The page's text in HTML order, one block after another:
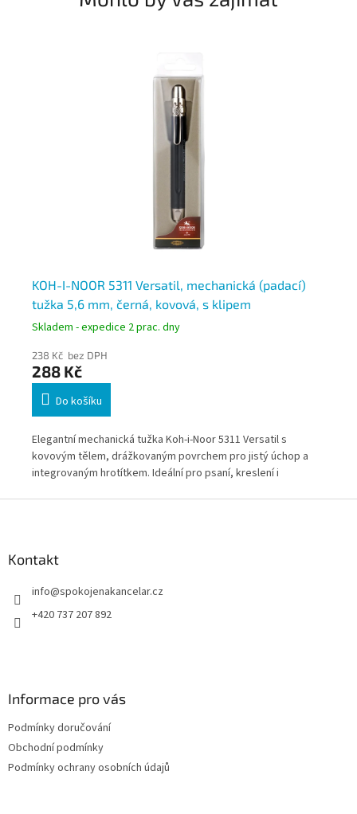
KOH-I-NOOR 5311 Versatil, mechanická (padací)
tužka 5,6 mm, černá, kovová, s klipem
Skladem - expedice 2 prac. dny
238 Kč bez DPH
288 Kč
Do košíku
Elegantní mechanická tužka Koh-i-Noor 5311 Versatil s
kovovým tělem, drážkovaným povrchem pro jistý úchop a
integrovaným hrotítkem. Ideální pro psaní, kreslení i
Kontakt
info@spokojenakancelar.cz
+420 737 207 892
Informace pro vás
Podmínky doručování
Obchodní podmínky
Podmínky ochrany osobních údajů